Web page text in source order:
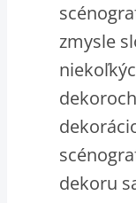
zmysle
dekoru